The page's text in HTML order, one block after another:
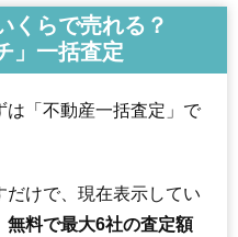
くらで売れる？
」一括査定
は「不動産一括査定」で
だけで、現在表示してい
無料で最大6社の査定額